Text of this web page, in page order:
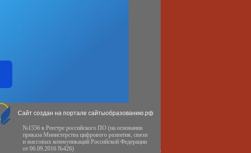
Сайт создан на портале сайтыобразованию.рф
№1556 в Реестре российского ПО (на основании
приказа Министерства цифрового развития, связи
и массовых коммуникаций Российской Федерации
от 06.09.2016 №426)